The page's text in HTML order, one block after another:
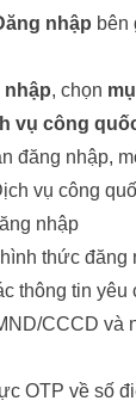
nhập bên
, chọn
vụ công
đăng nhập,
vụ công
nhập
thức đăng
thông tin yêu
CCCD và
OTP về số